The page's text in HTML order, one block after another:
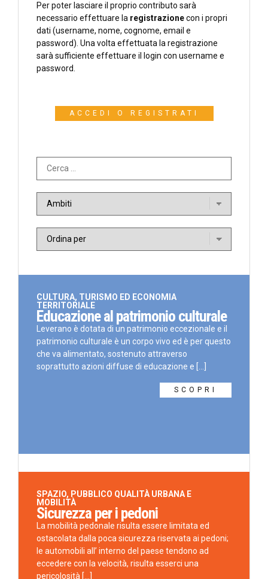
Per poter lasciare il proprio contributo sarà
necessario effettuare la registrazionecon i propri
dati (username, nome, cognome, email e
password). Una volta effettuata la registrazione
sarà sufficiente effettuare il login con username e
password.
ACCEDI O REGISTRATI
CULTURA, TURISMO ED ECONOMIA
TERRITORIALE
Educazione al patrimonio culturale
Leverano è dotata di un patrimonio eccezionale e il
patrimonio culturale è un corpo vivo ed è per questo
che va alimentato, sostenuto attraverso
soprattutto azioni diffuse di educazione e [...]
SCOPRI
SPAZIO, PUBBLICO QUALITÀ URBANA E
MOBILITÀ
Sicurezza per i pedoni
La mobilità pedonale risulta essere limitata ed
ostacolata dalla poca sicurezza riservata ai pedoni;
le automobili all’ interno del paese tendono ad
eccedere con la velocità, risulta esserci una
pericolosità [...]